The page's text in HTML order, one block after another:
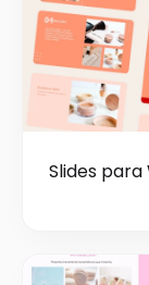
Slides